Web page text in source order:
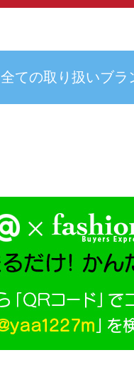
全ての取り扱いブラ